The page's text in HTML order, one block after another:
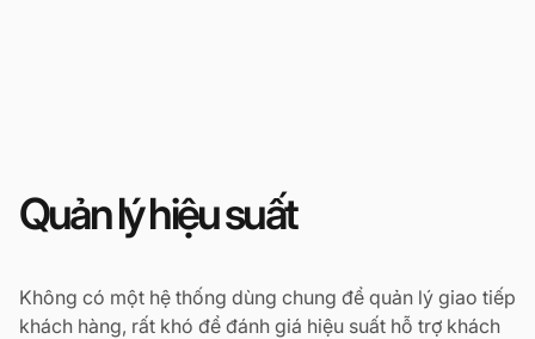
Quản lý hiệu suất
Không có một hệ thống dùng chung để quản lý giao tiếp
khách hàng, rất khó để đánh giá hiệu suất hỗ trợ khách